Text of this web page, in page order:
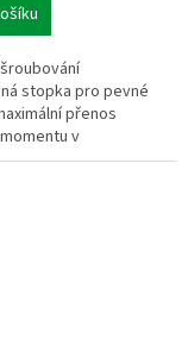
stopka pro pevné
přenos
v
sklíčidlech a 1"